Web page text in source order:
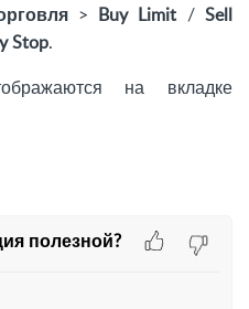
> Buy Limit /Sell
Stop.
на вкладке
полезной?